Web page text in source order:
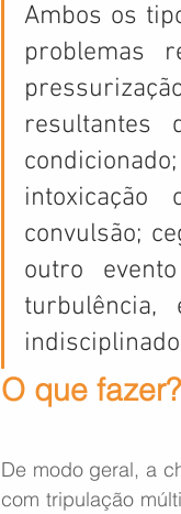
Ambos os
problemas
resultantes
intoxicação
convulsão;
outro
turbulência,
O que fazer?
De modo geral, a
com tripulação